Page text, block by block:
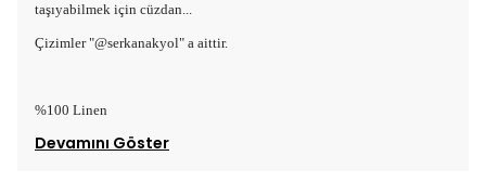
taşıyabilmek için cüzdan...
Çizimler "@serkanakyol" a aittir.
%100 Linen
Devamını Göster